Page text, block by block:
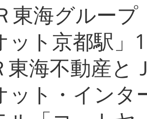
東海グルー
ット京都駅」
海不動産と
ット・インタ